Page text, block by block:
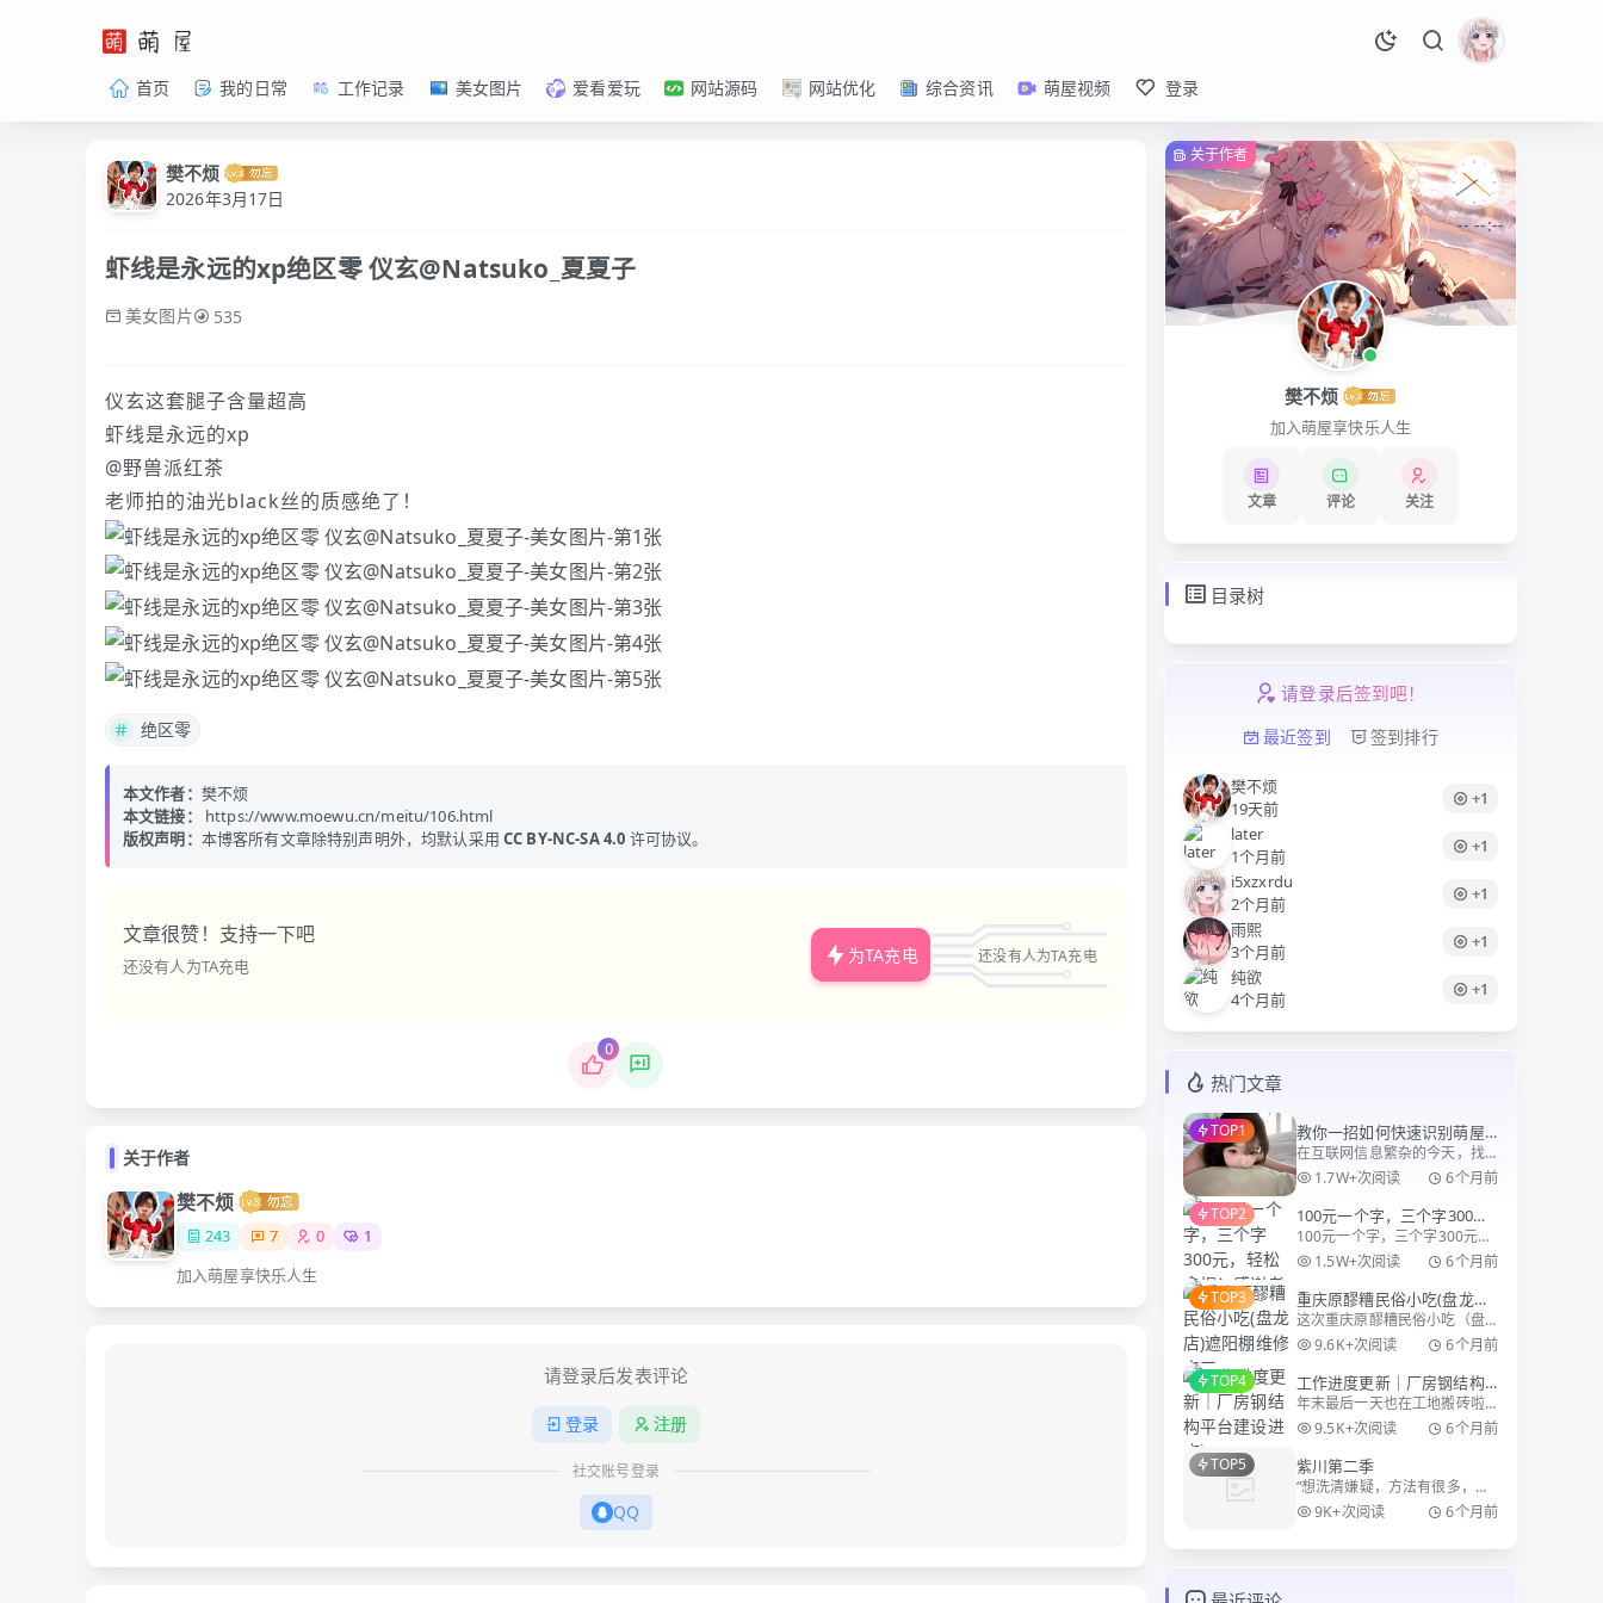
首页 我的日常 工作记录 美女图片 爱看爱玩 网站源码 网站优化 综合资讯 萌屋视频 登录
樊不烦
2026年3月17日
虾线是永远的xp绝区零 仪玄@Natsuko_夏夏子
美女图片 535
仪玄这套腿子含量超高
虾线是永远的xp
@野兽派红茶
老师拍的油光black丝的质感绝了！
绝区零
本文作者： 樊不烦
本文链接：
https://www.moewu.cn/meitu/106.html
版权声明： 本博客所有文章除特别声明外，均默认采用 CC BY-NC-SA 4.0 许可协议。
文章很赞！支持一下吧
还没有人为TA充电
为TA充电 还没有人为TA充电
0
关于作者
樊不烦
243 7 0 1
加入萌屋享快乐人生
请登录后发表评论
登录 注册
社交账号登录
QQ
关于作者
-- --:--
樊不烦
加入萌屋享快乐人生
文章 评论 关注
目录树
请登录后签到吧！
最近签到 签到排行
樊不烦
19天前
+1
later
1个月前
+1
i5xzxrdu
2个月前
+1
雨熙
3个月前
+1
纯欲
4个月前
+1
热门文章
TOP1
教你一招如何快速识别萌屋
记官方网站网址
在互联网信息繁杂的今天，找
到一个网站的官方网址并非易
的个人博客平台，其官方网址
moewu.cn 也时常被一些假冒
网站模仿。今天，就来教你一
1.7W+次阅读
6个月前
TOP2
100元一个字，三个字300
元，轻松拿捏！感谢老板支
持
100元一个字，三个字300元，
轻松拿捏！感谢老板支持 哈
照，还好老板有，找老板要
了。 重庆某小区内安装三个大
约50cm的字，安装在一个休闲
1.5W+次阅读
6个月前
TOP3
重庆原醪糟民俗小吃(盘龙店)
遮阳棚维修完工
这次重庆原醪糟民俗小吃（盘
龙店）的遮阳棚维修工作真是
糟小吃闻名的老店，之前安装
的电动雨棚似乎不太实用，店
家决定改换成更传统的摇杆式
9.6K+次阅读
6个月前
TOP4
工作进度更新｜厂房钢结构
平台建设进度ing
年末最后一天也在工地搬砖啦
🧱 今天来更新厂房的施工进
经安装到位，地面也做了硬化
处理，整体雏形已经出来了～
看着空荡荡的厂房一点点成
9.5K+次阅读
6个月前
TOP5
紫川第二季
“想洗清嫌疑，方法有很多，语
言辩解只是其中的一种，但也
种辩解的方法！” 紫川秀，
9K+次阅读 6个月前